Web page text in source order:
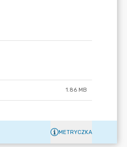
1.86 MB
METRYCZKA